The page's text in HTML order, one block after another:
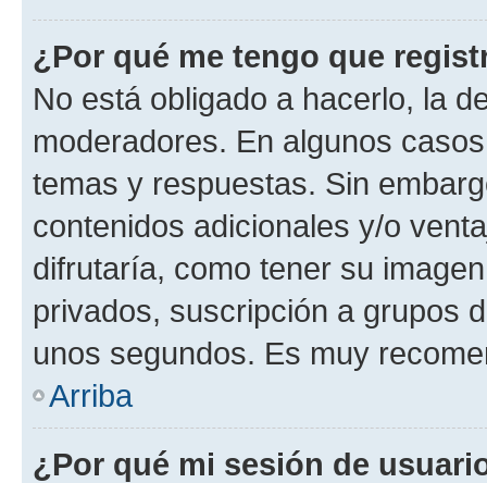
¿Por qué me tengo que
No está obligado a hacerlo, la
moderadores. En algunos
temas y respuestas. Sin
contenidos adicionales y/o
difrutaría, como tener su
privados, suscripción a grupos
unos segundos. Es muy
Arriba
¿Por qué mi sesión de